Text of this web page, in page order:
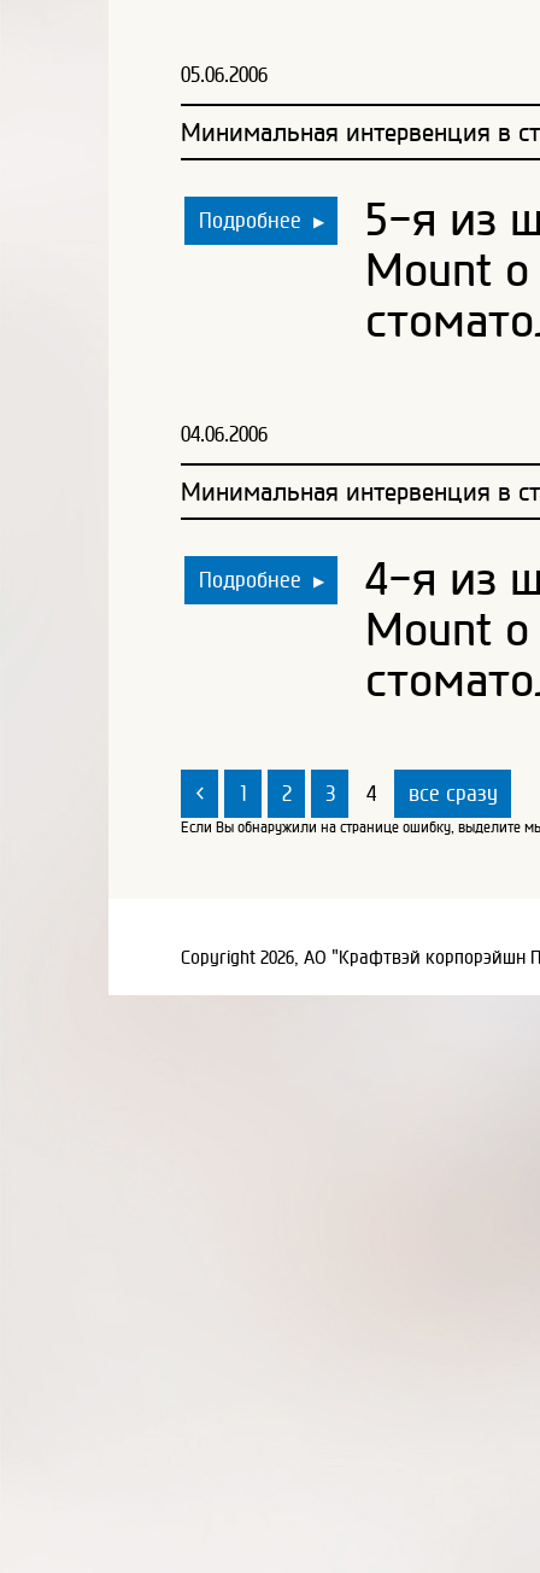
05.06.2006
Минимальная интервенция в
Подробнее ▶
5-я из
Mount
04.06.2006
Минимальная интервенция в
Подробнее ▶
4-я из
Mount
< 1 2 3 4 все сразу
Если Вы обнаружили на странице ошибку, выделите
Copyright 2026, АО "Крафтвэй корпорэйшн